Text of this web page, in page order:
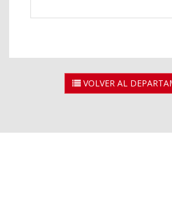
VOLVER AL